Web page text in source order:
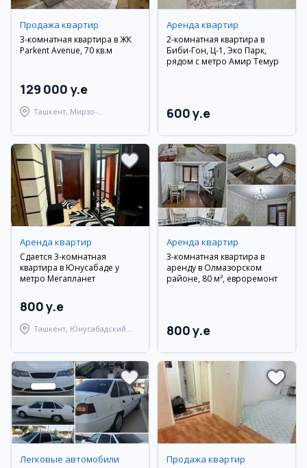
Продажа квартир
3-комнатная квартира в ЖК
Parkent Avenue, 70 кв.м
129 000 y.e
Ташкент, Мирзо-
Аренда квартир
2-комнатная квартира в
Биби-Гон, Ц-1, Эко Парк,
рядом с метро Амир Темур
600 y.e
Аренда квартир
Сдается 3-комнатная
квартира в Юнусабаде у
метро Мегапланет
800 y.e
Ташкент, Юнусабадский
Аренда квартир
3-комнатная квартира в
аренду в Олмазорском
районе, 80 м², евроремонт
800 y.e
Легковые автомобили Продажа квартир